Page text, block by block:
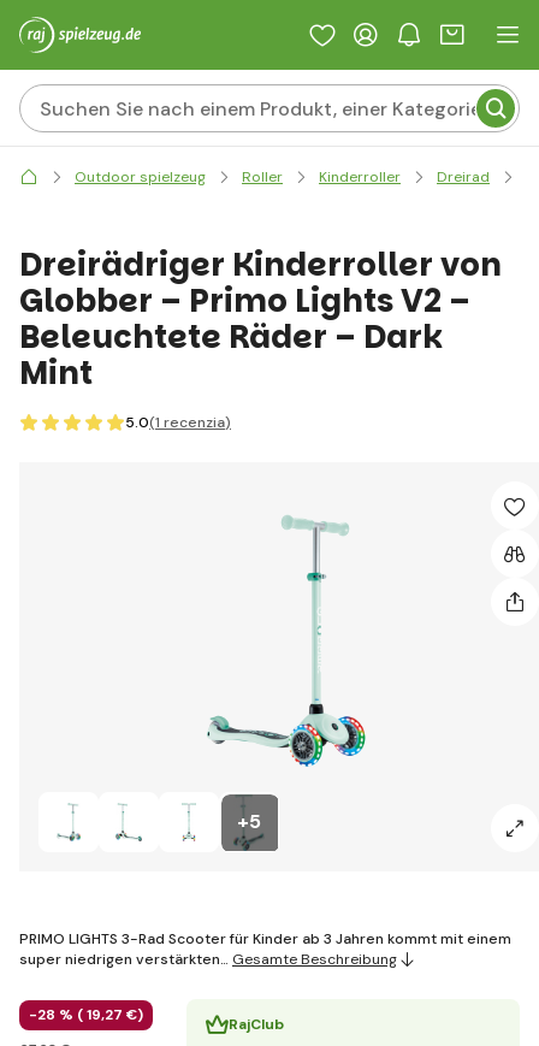
Outdoor spielzeug Roller Kinderroller Dreirad
+5
Dreirädriger Kinderroller von
Globber – Primo Lights V2 –
Beleuchtete Räder – Dark
Mint
5.0(1 recenzia)
PRIMO LIGHTS 3-Rad Scooter für Kinder ab 3 Jahren kommt mit einem
super niedrigen verstärkten… Gesamte Beschreibung
-28 % (19,27 €)
RajClub